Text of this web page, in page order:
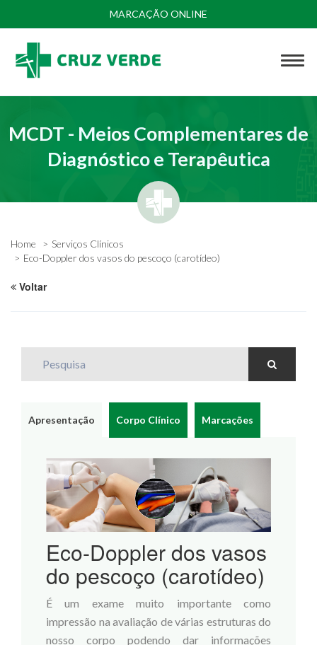
MARCAÇÃO ONLINE
MCDT - Meios Complementares de
Diagnóstico e Terapêutica
Home
Serviços Clínicos
Eco-Doppler dos vasos do pescoço (carotídeo)
Voltar
Apresentação Corpo Clínico Marcações
Eco-Doppler dos vasos
do pescoço (carotídeo)
É um exame muito importante como
impressão na avaliação de várias estruturas do
nosso corpo podendo dar informações